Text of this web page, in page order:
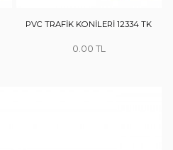
PVC TRAFİK KONİLERİ 12334 TK
0.00